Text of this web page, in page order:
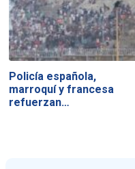
Policía española,
marroquí y francesa
refuerzan…